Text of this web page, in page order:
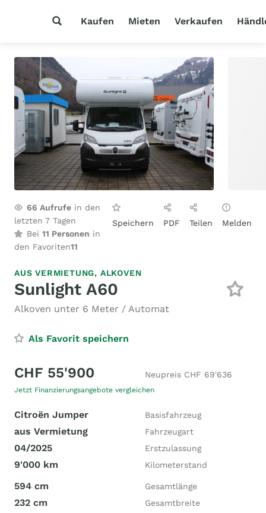
Kaufen Mieten Verkaufen
66 Aufrufe in den
letzten 7 Tagen
Bei 11 Personen in
den Favoriten11
Speichern PDF Teilen Melden
AUS VERMIETUNG, ALKOVEN
Sunlight A60
Alkoven unter 6 Meter / Automat
Als Favorit speichern
CHF 55'900 Neupreis CHF 69'636
Jetzt Finanzierungsangebote vergleichen
Citroën Jumper Basisfahrzeug
aus Vermietung Fahrzeugart
04/2025 Erstzulassung
9'000 km Kilometerstand
594 cm Gesamtlänge
232 cm Gesamtbreite